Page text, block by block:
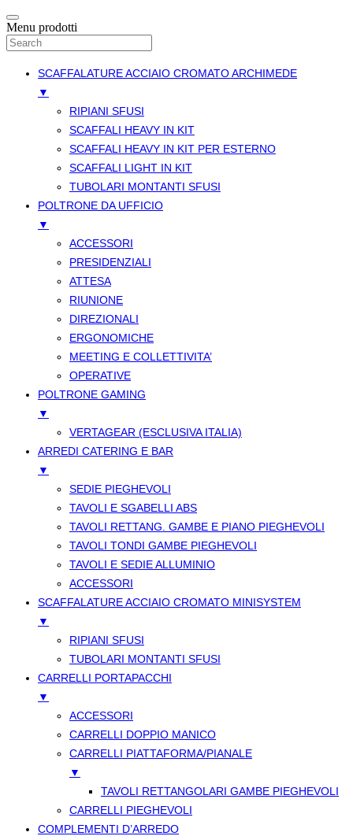
Menu prodotti
SCAFFALATURE ACCIAIO CROMATO ARCHIMEDE
▼
RIPIANI SFUSI
SCAFFALI HEAVY IN KIT
SCAFFALI HEAVY IN KIT PER ESTERNO
SCAFFALI LIGHT IN KIT
TUBOLARI MONTANTI SFUSI
POLTRONE DA UFFICIO
▼
ACCESSORI
PRESIDENZIALI
ATTESA
RIUNIONE
DIREZIONALI
ERGONOMICHE
MEETING E COLLETTIVITA’
OPERATIVE
POLTRONE GAMING
▼
VERTAGEAR (ESCLUSIVA ITALIA)
ARREDI CATERING E BAR
▼
SEDIE PIEGHEVOLI
TAVOLI E SGABELLI ABS
TAVOLI RETTANG. GAMBE E PIANO PIEGHEVOLI
TAVOLI TONDI GAMBE PIEGHEVOLI
TAVOLI E SEDIE ALLUMINIO
ACCESSORI
SCAFFALATURE ACCIAIO CROMATO MINISYSTEM
▼
RIPIANI SFUSI
TUBOLARI MONTANTI SFUSI
CARRELLI PORTAPACCHI
▼
ACCESSORI
CARRELLI DOPPIO MANICO
CARRELLI PIATTAFORMA/PIANALE
▼
TAVOLI RETTANGOLARI GAMBE PIEGHEVOLI
CARRELLI PIEGHEVOLI
COMPLEMENTI D’ARREDO